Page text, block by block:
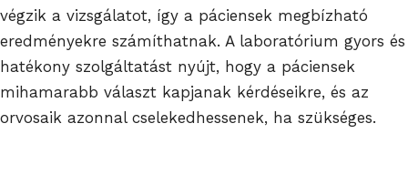
végzik a vizsgálatot, így a páciensek megbízható
eredményekre számíthatnak. A laboratórium gyors és
hatékony szolgáltatást nyújt, hogy a páciensek
mihamarabb választ kapjanak kérdéseikre, és az
orvosaik azonnal cselekedhessenek, ha szükséges.